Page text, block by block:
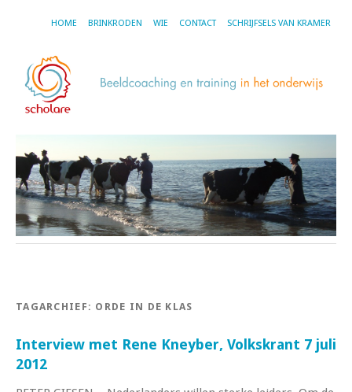
HOME BRINKRODEN WIE CONTACT SCHRIJFSELS VAN KRAMER
TAGARCHIEF: ORDE IN DE KLAS
Interview met Rene Kneyber, Volkskrant 7 juli
2012